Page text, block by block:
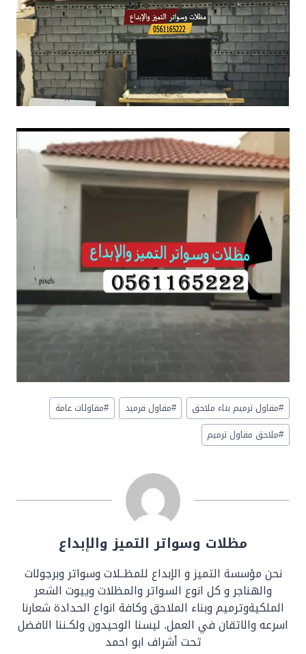
Post
Tags:
#مقاول ترميم بناء ملاحق #مقاول قرميد #مقاولات عامة
#ملاحق مقاول ترميم
مظلات وسواتر التميز والإبداع
نحن مؤسسة التميز و الإبداع للمظــلات وسواتر وبرجولات
والهناجر و كل انوع السواتر والمظلات وييوت الشعر
الملكيةوترميم وبناء الملاحق وكافة انواع الحدادة شعارنا
اسرعه والاتقان في العمل. ليسنا الوحيدون ولكـننا الافضل
تحت أشراف ابو احمد